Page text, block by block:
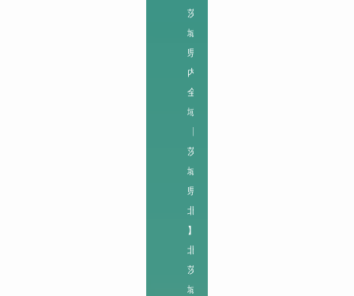
茨
城
県
内
全
域
茨
城
県
北
】
北
茨
城